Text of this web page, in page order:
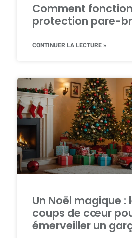
Comment
protection pare-
CONTINUER LA LECTURE »
Un Noël magique :
coups de cœur
émerveiller un